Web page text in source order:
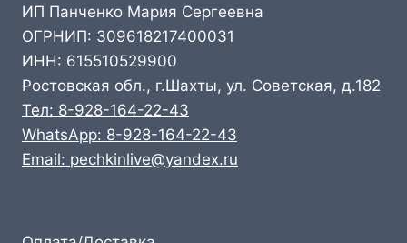
ИП Панченко Мария Сергеевна
ОГРНИП: 309618217400031
ИНН: 615510529900
Ростовская обл., г.Шахты, ул. Советская, д.182
Тел: 8-928-164-22-43
WhatsApp: 8-928-164-22-43
Email: pechkinlive@yandex.ru